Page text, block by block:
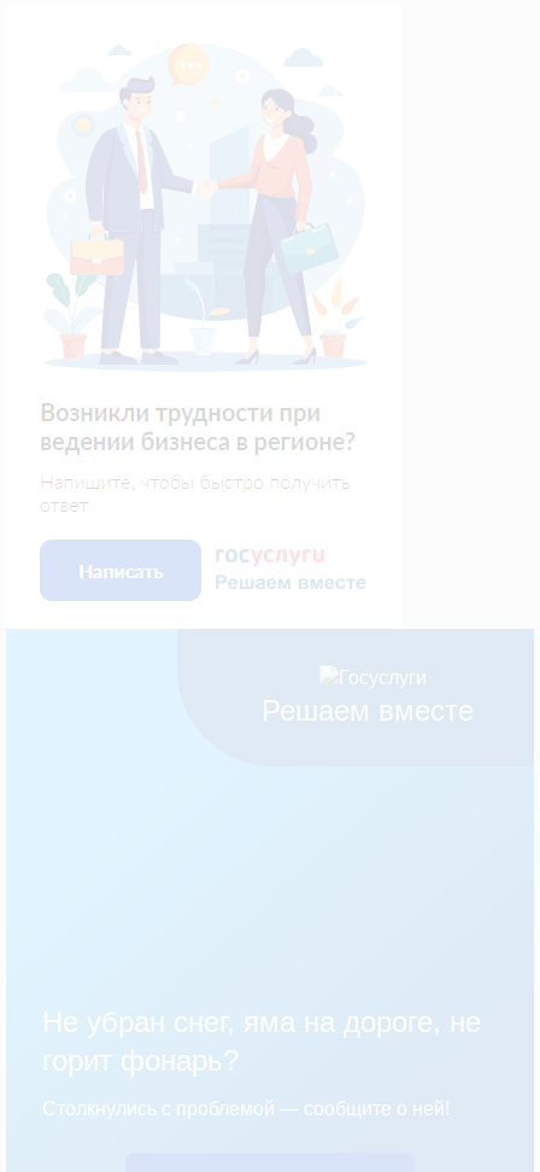
Решаем вместе
Не убран снег, яма на дороге, не
горит фонарь?
Столкнулись с проблемой — сообщите о ней!